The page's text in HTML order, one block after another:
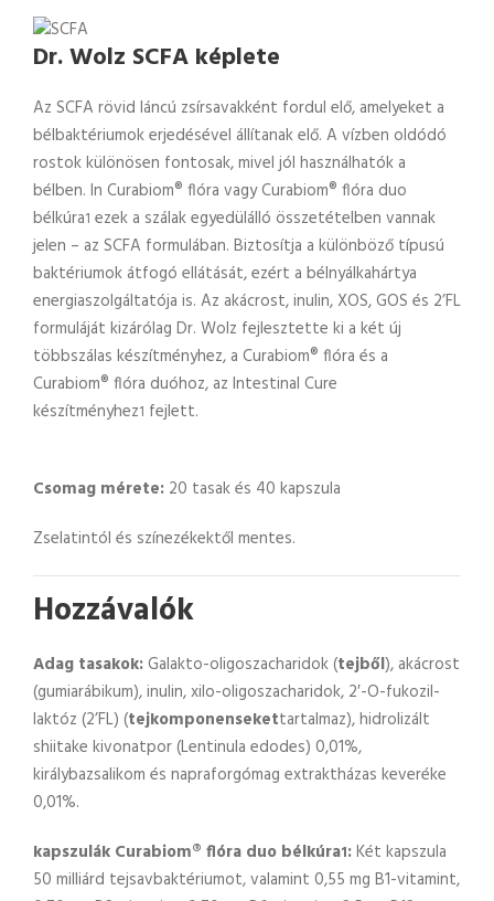
Dr. Wolz SCFA képlete
Az SCFA rövid láncú zsírsavakként fordul elő, amelyeket a
bélbaktériumok erjedésével állítanak elő. A vízben oldódó
rostok különösen fontosak, mivel jól használhatók a
bélben. In Curabiom® flóra vagy Curabiom® flóra duo
bélkúra1 ezek a szálak egyedülálló összetételben vannak
jelen – az SCFA formulában. Biztosítja a különböző típusú
baktériumok átfogó ellátását, ezért a bélnyálkahártya
energiaszolgáltatója is. Az akácrost, inulin, XOS, GOS és 2’FL
formuláját kizárólag Dr. Wolz fejlesztette ki a két új
többszálas készítményhez, a Curabiom® flóra és a
Curabiom® flóra duóhoz, az Intestinal Cure
készítményhez1 fejlett.
Csomag mérete: 20 tasak és 40 kapszula
Zselatintól és színezékektől mentes.
Hozzávalók
Adag tasakok:Galakto-oligoszacharidok (tejből), akácrost
(gumiarábikum), inulin, xilo-oligoszacharidok, 2′-O-fukozil-
laktóz (2’FL) (tejkomponensekettartalmaz), hidrolizált
shiitake kivonatpor (Lentinula edodes) 0,01%,
királybazsalikom és napraforgómag extraktházas keveréke
0,01%.
kapszulák Curabiom® flóra duo bélkúra1:Két kapszula
50 milliárd tejsavbaktériumot, valamint 0,55 mg B1-vitamint,